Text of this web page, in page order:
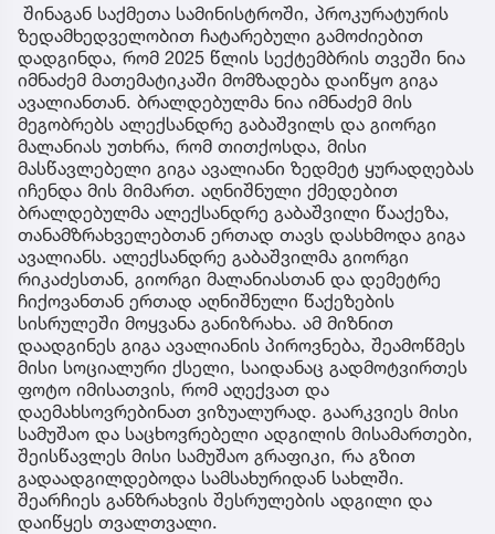
შინაგან საქმეთა სამინისტროში, პროკურატურის
ზედამხედველობით ჩატარებული გამოძიებით
დადგინდა, რომ 2025 წლის სექტემბრის თვეში ნია
იმნაძემ მათემატიკაში მომზადება დაიწყო გიგა
ავალიანთან. ბრალდებულმა ნია იმნაძემ მის
მეგობრებს ალექსანდრე გაბაშვილს და გიორგი
მალანიას უთხრა, რომ თითქოსდა, მისი
მასწავლებელი გიგა ავალიანი ზედმეტ ყურადღებას
იჩენდა მის მიმართ. აღნიშნული ქმედებით
ბრალდებულმა ალექსანდრე გაბაშვილი წააქეზა,
თანამზრახველებთან ერთად თავს დასხმოდა გიგა
ავალიანს. ალექსანდრე გაბაშვილმა გიორგი
რიკაძესთან, გიორგი მალანიასთან და დემეტრე
ჩიქოვანთან ერთად აღნიშნული წაქეზების
სისრულეში მოყვანა განიზრახა. ამ მიზნით
დაადგინეს გიგა ავალიანის პიროვნება, შეამოწმეს
მისი სოციალური ქსელი, საიდანაც გადმოტვირთეს
ფოტო იმისათვის, რომ აღექვათ და
დაემახსოვრებინათ ვიზუალურად. გაარკვიეს მისი
სამუშაო და საცხოვრებელი ადგილის მისამართები,
შეისწავლეს მისი სამუშაო გრაფიკი, რა გზით
გადაადგილდებოდა სამსახურიდან სახლში.
შეარჩიეს განზრახვის შესრულების ადგილი და
დაიწყეს თვალთვალი.